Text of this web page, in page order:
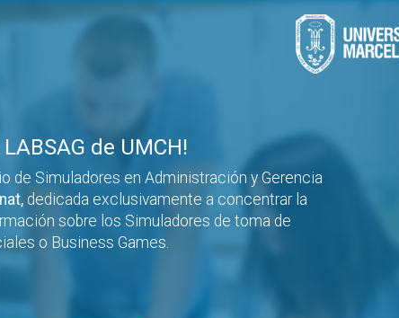
de UMCH!
de Simuladores en Administración y Gerencia
dedicada exclusivamente a concentrar la
sobre los Simuladores de toma de
o Business Games.